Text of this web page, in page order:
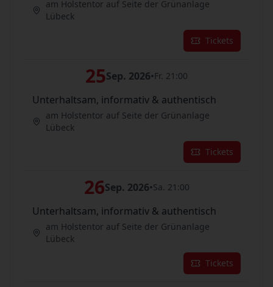
am Holstentor auf Seite der Grünanlage
Lübeck
Tickets
25Sep. 2026•Fr. 21:00
Unterhaltsam, informativ & authentisch
am Holstentor auf Seite der Grünanlage
Lübeck
Tickets
26Sep. 2026•Sa. 21:00
Unterhaltsam, informativ & authentisch
am Holstentor auf Seite der Grünanlage
Lübeck
Tickets